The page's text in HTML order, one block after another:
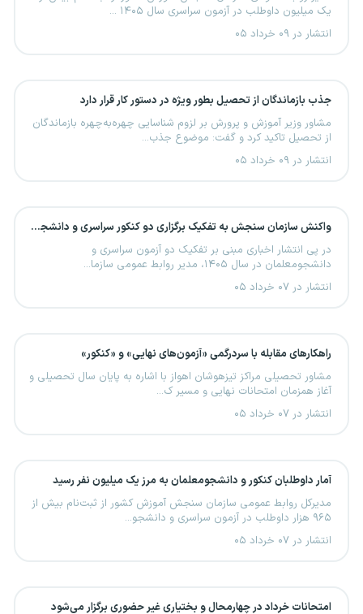
یک میلیون داوطلب در آزمون سراسری سال ۱۴۰۵ ...
انتشار در ۰۹ خرداد ۰۵
جذب بازماندگان از تحصیل بطور ویژه در دستور کار قرار دارد
مشاور وزیر آموزش و پرورش بر لزوم شناسایی چهره‌به‌چهره بازماندگان
از تحصیل تاکید کرد و گفت: موضوع جذب...
انتشار در ۰۹ خرداد ۰۵
واکنش سازمان سنجش به تفکیک برگزاری دو کنکور سراسری و دانشجومعلمان
در پی انتشار اخباری مبنی بر تفکیک دو آزمون سراسری و
دانشجومعلمان در سال ۱۴۰۵، مدیر روابط عمومی سازما...
انتشار در ۰۷ خرداد ۰۵
راهکارهای مقابله با سردرگمی «آزمون‌های نهایی» و «کنکور»
مشاور تحصیلی مراکز تیزهوشان اهواز با اشاره به پایان سال تحصیلی و
آغاز همزمان امتحانات نهایی و مسیر ک...
انتشار در ۰۷ خرداد ۰۵
آمار داوطلبان کنکور و دانشجومعلمان به مرز یک میلیون نفر رسید
مدیرکل روابط عمومی سازمان سنجش آموزش کشور از ثبت‌نام بیش از
۹۶۵ هزار داوطلب در آزمون سراسری و دانشجو...
انتشار در ۰۷ خرداد ۰۵
امتحانات خرداد در چهارمحال و بختیاری غیر حضوری برگزار می‌شود